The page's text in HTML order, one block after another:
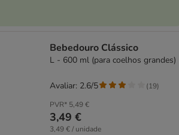
Bebedouro Clássico
L - 600 ml (para coelhos grandes)
PVR* 5,49 €
3,49 €
3,49 € / unidade
Avaliar: 2.6/5 (19)